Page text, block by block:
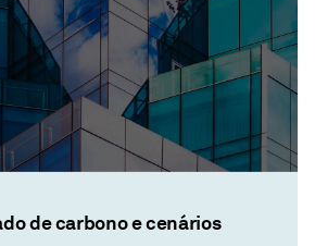
de carbono e cenários